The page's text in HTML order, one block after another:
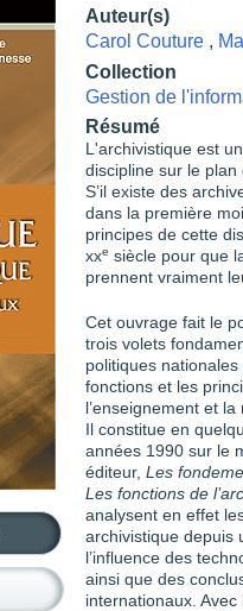
Auteur(s)
Carol Couture ,
Collection
Gestion de
Résumé
L'archivistique est
discipline sur le plan
S’il existe des
dans la première
principes de cette
xxe siècle pour que
prennent vraiment
Cet ouvrage fait le
trois volets
politiques
fonctions et les
l’enseignement et
Il constitue en
années 1990 sur le
éditeur, Les
Les fonctions de
analysent en effet
archivistique depuis
l’influence des
ainsi que des
internationaux.